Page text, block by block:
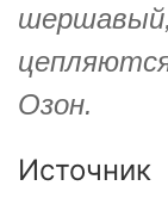
шершавый,
Озон.
Источник